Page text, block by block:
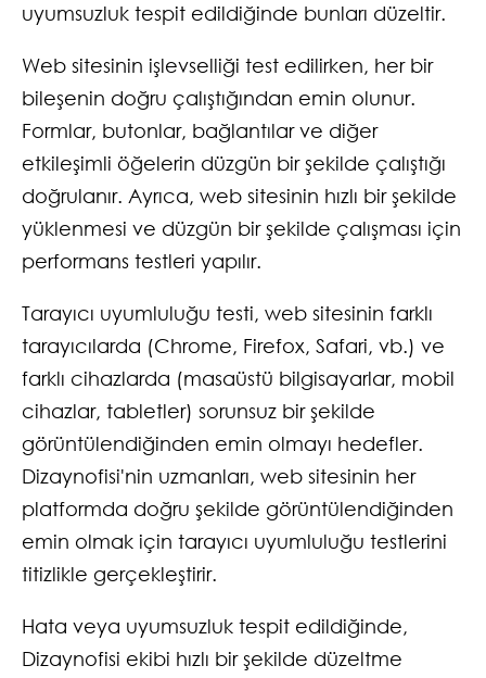
uyumsuzluk tespit edildiğinde bunları düzeltir.
Web sitesinin işlevselliği test edilirken, her bir
bileşenin doğru çalıştığından emin olunur.
Formlar, butonlar, bağlantılar ve diğer
etkileşimli öğelerin düzgün bir şekilde çalıştığı
doğrulanır. Ayrıca, web sitesinin hızlı bir şekilde
yüklenmesi ve düzgün bir şekilde çalışması için
performans testleri yapılır.
Tarayıcı uyumluluğu testi, web sitesinin farklı
tarayıcılarda (Chrome, Firefox, Safari, vb.) ve
farklı cihazlarda (masaüstü bilgisayarlar, mobil
cihazlar, tabletler) sorunsuz bir şekilde
görüntülendiğinden emin olmayı hedefler.
Dizaynofisi'nin uzmanları, web sitesinin her
platformda doğru şekilde görüntülendiğinden
emin olmak için tarayıcı uyumluluğu testlerini
titizlikle gerçekleştirir.
Hata veya uyumsuzluk tespit edildiğinde,
Dizaynofisi ekibi hızlı bir şekilde düzeltme